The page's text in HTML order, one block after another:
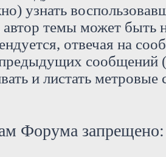
узнать
темы может быть
отвечая на
сообщений
и листать
Форума запрещено: